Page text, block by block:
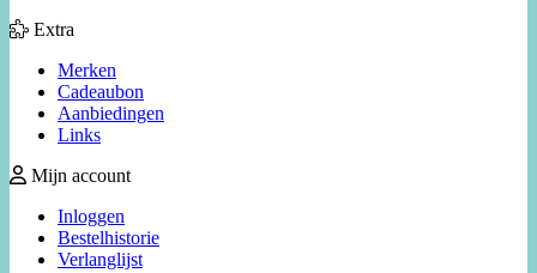
Extra
Merken
Cadeaubon
Aanbiedingen
Links
Mijn account
Inloggen
Bestelhistorie
Verlanglijst